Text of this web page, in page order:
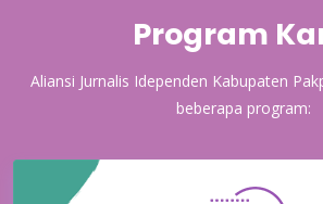
Program
Aliansi Jurnalis Idependen Kabupaten
beberapa program: